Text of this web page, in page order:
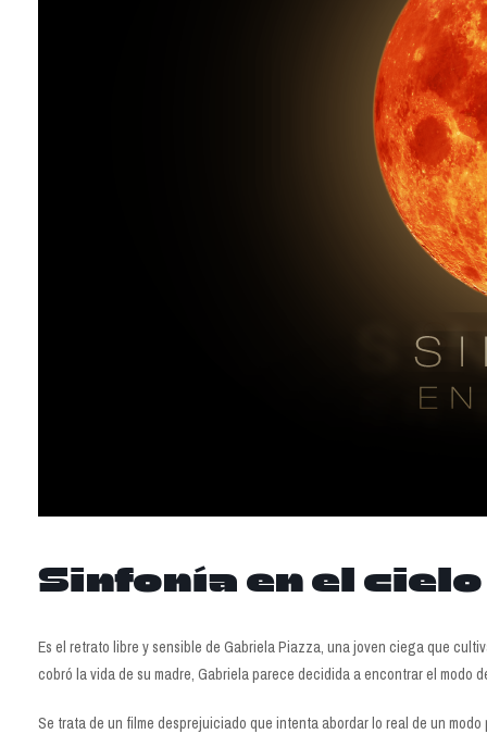
Sinfonía en el cielo
Es el retrato libre y sensible de Gabriela Piazza, una joven ciega que
cobró la vida de su madre, Gabriela parece decidida a encontrar el modo
Se trata de un filme desprejuiciado que intenta abordar lo real de un